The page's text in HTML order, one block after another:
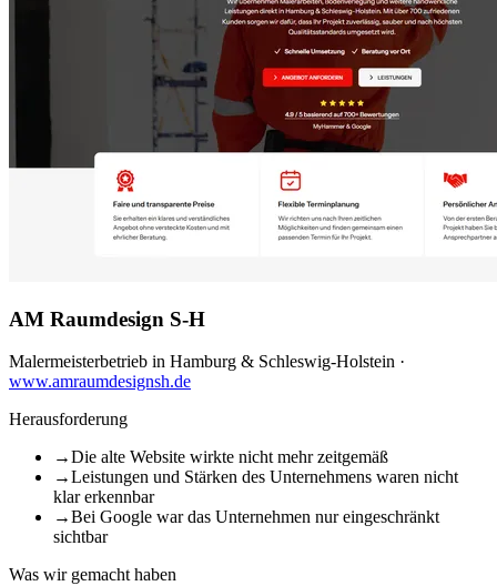
AM Raumdesign S-H
Malermeisterbetrieb in Hamburg & Schleswig-Holstein ·
www.amraumdesignsh.de
Herausforderung
→Die alte Website wirkte nicht mehr zeitgemäß
→Leistungen und Stärken des Unternehmens waren nicht
klar erkennbar
→Bei Google war das Unternehmen nur eingeschränkt
sichtbar
Was wir gemacht haben